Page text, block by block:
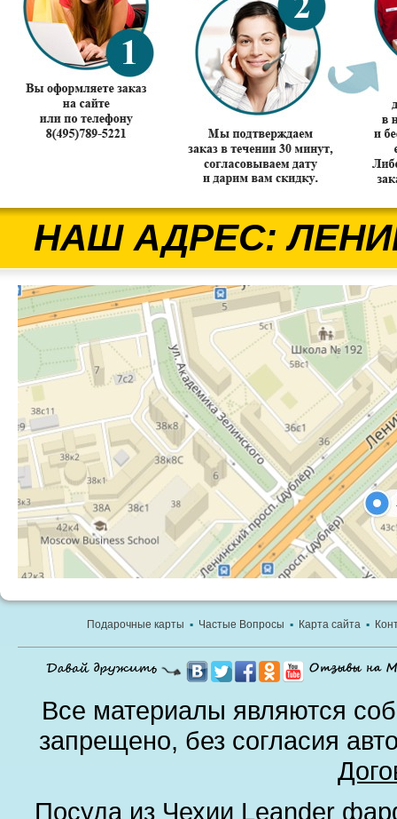
НАШ АДРЕС:
Подарочные карты ▪ Частые Вопросы ▪ Карта сайта ▪
Все материалы являются
запрещено, без согласия
Посуда из Чехии Leander